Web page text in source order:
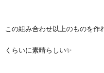
この組み合わせ以上のものを作
くらいに素晴らしい✨